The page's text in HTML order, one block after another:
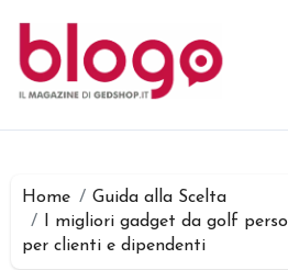
contenuto
Home
Guida alla Scelta
I migliori gadget da golf
per clienti e dipendenti